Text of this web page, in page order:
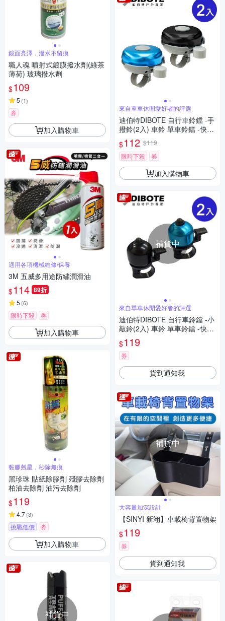
鏡面亮澤，潑水不留痕
職人魂 噴射式鍍膜撥水劑(綠茶
薄荷) 玻璃撥水劑
$109
5 (1)
券
加入購物車
適用各項機械維修/保養
3M 五威多用途防繡潤滑油
$114 89折
5 (6)
限時下殺 券
加入購物車
黏膠剋星，秒除無痕
黑珍珠 貼紙除膠劑 殘膠去除劑
柏油去除劑 油污去除劑
$119
4.7(3)
挑戰低價 券
加入購物車
補貨中
來自單車休閒愛好者的評選
迪伯特DIBOTE 自行車鈴鐺 -手
撥鈴(2入) 車鈴 單車鈴鐺 -快速
到貨
$112 $119
限時下殺
券
加入購物車
補貨中
來自單車休閒愛好者的評選
迪伯特DIBOTE 自行車鈴鐺 -小
敲鈴(2入) 車鈴 單車鈴鐺 -快速
到貨
$119
券
貨到通知我
補貨中
大容量加深設計
【SINYI 新翊】車載椅背置物架
$119
券
貨到通知我